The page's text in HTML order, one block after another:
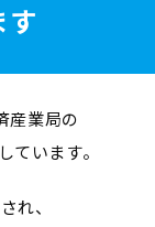
す
産業局の
います。
れ、